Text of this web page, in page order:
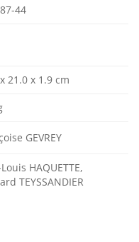
44
21.0 x 1.9 cm
GEVREY
HAQUETTE,
TEYSSANDIER